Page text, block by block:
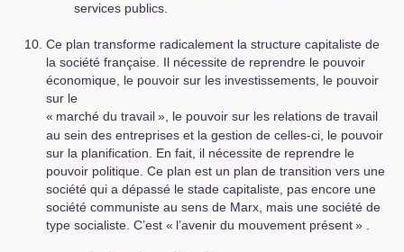
services publics.
Ce plan transforme radicalement la structure capitaliste de
la société française. Il nécessite de reprendre le pouvoir
économique, le pouvoir sur les investissements, le pouvoir
sur le
« marché du travail», le pouvoir sur les relations de travail
au sein des entreprises et la gestion de celles-ci, le pouvoir
sur la planification. En fait, il nécessite de reprendre le
pouvoir politique. Ce plan est un plan de transition vers une
société qui a dépassé le stade capitaliste, pas encore une
société communiste au sens de Marx, mais une société de
type socialiste. C’est « l’avenir du mouvement présent» .